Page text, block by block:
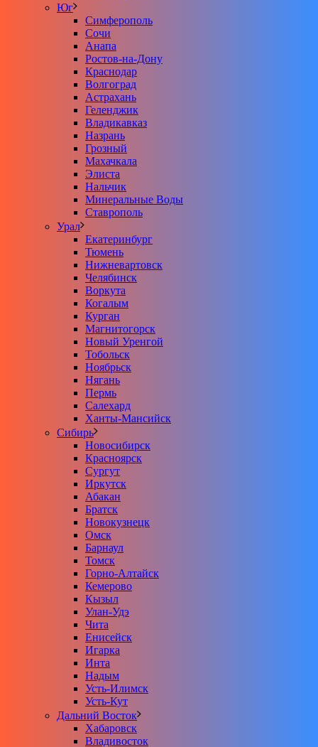
Юг
Симферополь
Сочи
Анапа
Ростов-на-Дону
Краснодар
Волгоград
Астрахань
Геленджик
Владикавказ
Назрань
Грозный
Махачкала
Элиста
Нальчик
Минеральные Воды
Ставрополь
Урал
Екатеринбург
Тюмень
Нижневартовск
Челябинск
Воркута
Когалым
Курган
Магнитогорск
Новый Уренгой
Тобольск
Ноябрьск
Нягань
Пермь
Салехард
Ханты-Мансийск
Сибирь
Новосибирск
Красноярск
Сургут
Иркутск
Абакан
Братск
Новокузнецк
Омск
Барнаул
Томск
Горно-Алтайск
Кемерово
Кызыл
Улан-Удэ
Чита
Енисейск
Игарка
Инта
Надым
Усть-Илимск
Усть-Кут
Дальний Восток
Хабаровск
Владивосток